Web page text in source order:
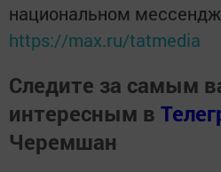
национальном
https://max.ru/tatmedia
Следите за самым
интересным в
Черемшан